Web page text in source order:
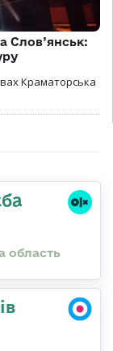
Слов’янськ:
Краматорська
область